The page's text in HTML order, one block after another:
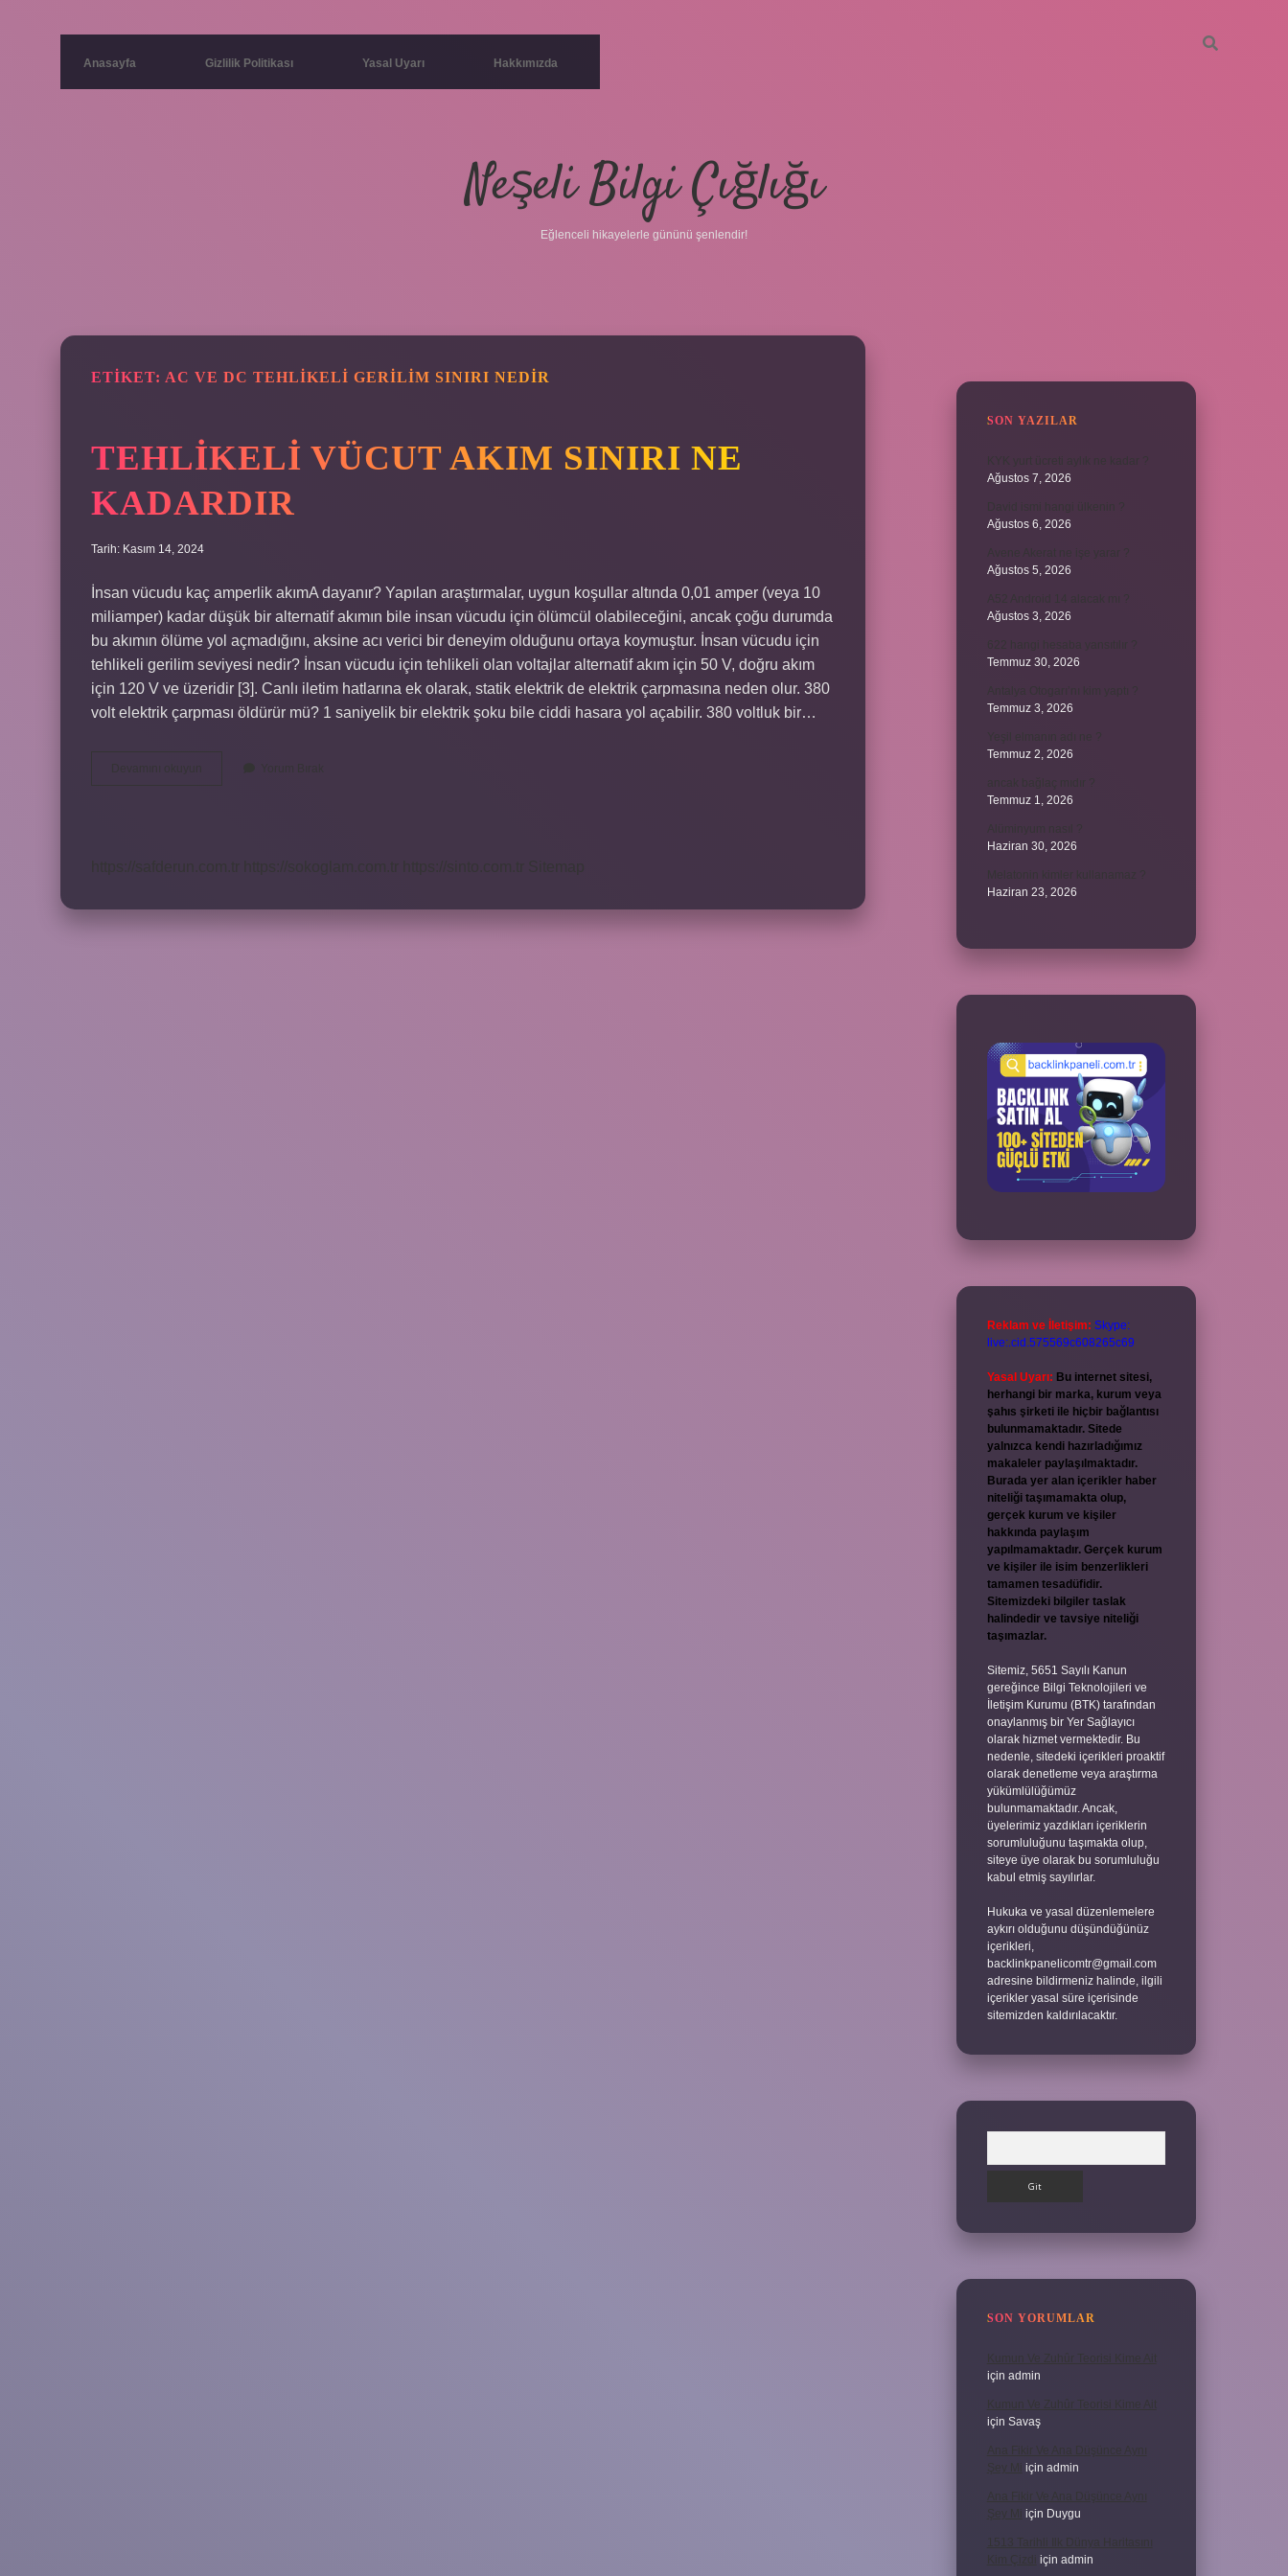
Anasayfa Gizlilik Politikası Yasal Uyarı Hakkımızda
Neşeli Bilgi Çığlığı
Eğlenceli hikayelerle gününü şenlendir!
ETIKET: AC VE DC TEHLIKELI GERILIM SINIRI NEDIR
TEHLIKELI VÜCUT AKIM SINIRI NE
KADARDIR
Tarih: Kasım 14, 2024
İnsan vücudu kaç amperlik akımA dayanır? Yapılan araştırmalar, uygun koşullar altında 0,01 amper (veya 10
miliamper) kadar düşük bir alternatif akımın bile insan vücudu için ölümcül olabileceğini, ancak çoğu durumda
bu akımın ölüme yol açmadığını, aksine acı verici bir deneyim olduğunu ortaya koymuştur. İnsan vücudu için
tehlikeli gerilim seviyesi nedir? İnsan vücudu için tehlikeli olan voltajlar alternatif akım için 50 V, doğru akım
için 120 V ve üzeridir [3]. Canlı iletim hatlarına ek olarak, statik elektrik de elektrik çarpmasına neden olur. 380
volt elektrik çarpması öldürür mü? 1 saniyelik bir elektrik şoku bile ciddi hasara yol açabilir. 380 voltluk bir…
SON YAZILAR
Ağustos 7, 2026
Ağustos 6, 2026
Ağustos 5, 2026
Ağustos 3, 2026
Temmuz 30, 2026
Temmuz 3, 2026
Temmuz 2, 2026
Temmuz 1, 2026
Haziran 30, 2026
Haziran 23, 2026
Reklam ve İletişim: Skype:
live:.cid.575569c608265c69
Yasal Uyarı: Bu internet sitesi,
herhangi bir marka, kurum veya
şahıs şirketi ile hiçbir bağlantısı
bulunmamaktadır. Sitede
yalnızca kendi hazırladığımız
makaleler paylaşılmaktadır.
Burada yer alan içerikler haber
niteliği taşımamakta olup,
gerçek kurum ve kişiler
hakkında paylaşım
yapılmamaktadır. Gerçek kurum
ve kişiler ile isim benzerlikleri
tamamen tesadüfidir.
Sitemizdeki bilgiler taslak
halindedir ve tavsiye niteliği
taşımazlar.
Sitemiz, 5651 Sayılı Kanun
gereğince Bilgi Teknolojileri ve
İletişim Kurumu (BTK) tarafından
onaylanmış bir Yer Sağlayıcı
olarak hizmet vermektedir. Bu
nedenle, sitedeki içerikleri proaktif
olarak denetleme veya araştırma
yükümlülüğümüz
bulunmamaktadır. Ancak,
üyelerimiz yazdıkları içeriklerin
sorumluluğunu taşımakta olup,
siteye üye olarak bu sorumluluğu
kabul etmiş sayılırlar.
Hukuka ve yasal düzenlemelere
aykırı olduğunu düşündüğünüz
içerikleri,
backlinkpanelicomtr@gmail.com
adresine bildirmeniz halinde, ilgili
içerikler yasal süre içerisinde
sitemizden kaldırılacaktır.
SON YORUMLAR
Kumun Ve Zuhûr Teorisi Kime Ait
için admin
Kumun Ve Zuhûr Teorisi Kime Ait
için Savaş
Ana Fikir Ve Ana Düşünce Aynı
Şey Mi için admin
Ana Fikir Ve Ana Düşünce Aynı
Şey Mi için Duygu
1513 Tarihli Ilk Dünya Haritasını
Kim Çizdi
için admin